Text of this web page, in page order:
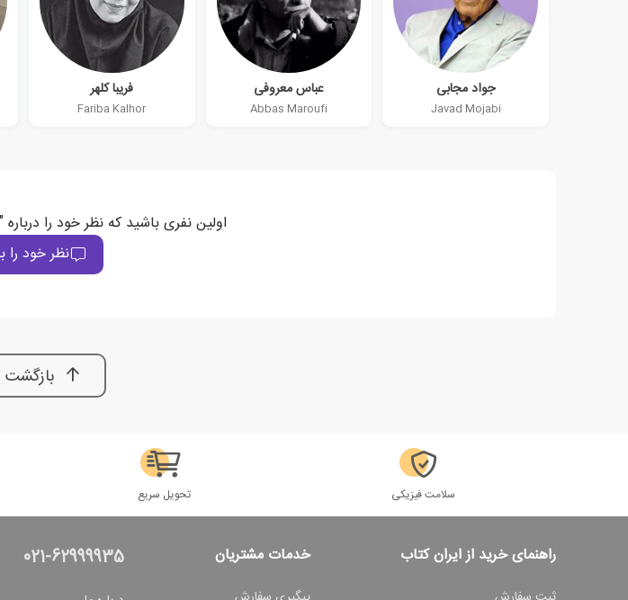
جواد مجابی
Javad Mojabi
عباس معروفی
Abbas Maroufi
فریبا کلهر
Fariba Kalhor
اولین نفری باشید که نظر خود را
نظر خود را
بازگشت
سلامت فیزیکی تحویل سریع
راهنمای خرید از ایران کتاب خدمات مشتریان 021-62999935